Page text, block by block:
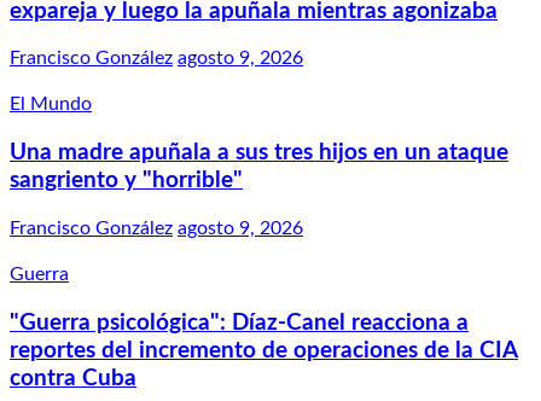
expareja y luego la apuñala mientras agonizaba
Francisco González agosto 9, 2026
El Mundo
Una madre apuñala a sus tres hijos en un ataque
sangriento y "horrible"
Francisco González agosto 9, 2026
Guerra
"Guerra psicológica": Díaz-Canel reacciona a
reportes del incremento de operaciones de la CIA
contra Cuba